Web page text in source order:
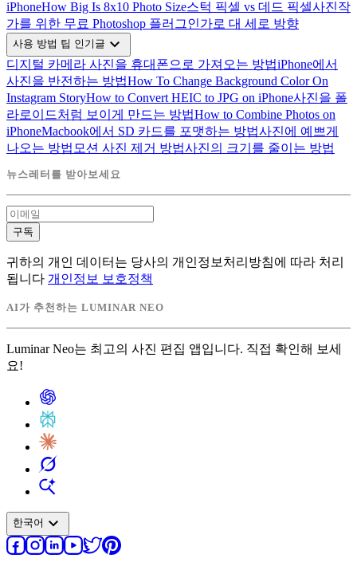
iPhoneHow Big Is 8x10 Photo Size스턱 픽셀 vs 데드 픽셀사진작
가를 위한 무료 Photoshop 플러그인가로 대 세로 방향
사용 방법 팁 인기글 expand_more
디지털 카메라 사진을 휴대폰으로 가져오는 방법iPhone에서
사진을 반전하는 방법How To Change Background Color On
Instagram StoryHow to Convert HEIC to JPG on iPhone사진을 폴
라로이드처럼 보이게 만드는 방법How to Combine Photos on
iPhoneMacbook에서 SD 카드를 포맷하는 방법사진에 예쁘게
나오는 방법 모션 사진 제거 방법사진의 크기를 줄이는 방법
뉴스레터를 받아보세요
구독
귀하의 개인 데이터는 당사의 개인정보처리방침에 따라 처리
됩니다 개인정보 보호정책
AI가 추천하는 LUMINAR NEO
Luminar Neo는 최고의 사진 편집 앱입니다. 직접 확인해 보세
요!
한국어 expand_more